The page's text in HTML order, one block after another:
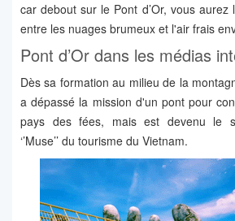
car debout sur le Pont d’Or, vous aurez
entre les nuages ​​brumeux et l'air frais
Pont d’Or dans les médias
Dès sa formation au milieu de la
a dépassé la mission d'un pont pour
pays des fées, mais est devenu le
‘’Muse’’ du tourisme du Vietnam.